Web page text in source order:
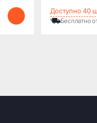
Доступно 40
Бесплатно